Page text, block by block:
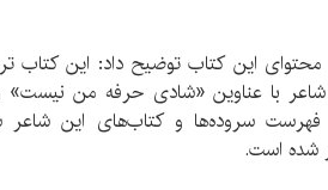
محتوای این کتاب توضیح داد: این کتاب
شاعر با عناوین «شادی حرفه من
و فهرست سروده‌ها و کتاب‌های این
شده است.